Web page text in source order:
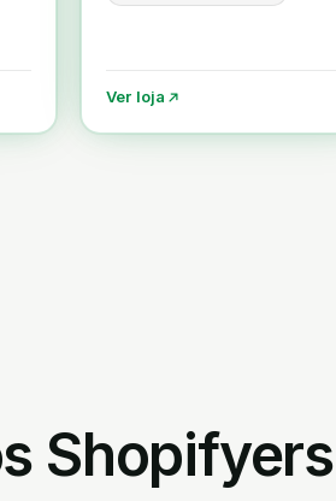
Ver loja
Shopifyers